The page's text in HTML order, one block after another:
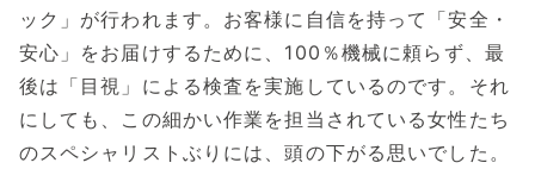
ック」が行われます。お客様に自信を持って「安全・
安心」をお届けするために、100％機械に頼らず、最
後は「目視」による検査を実施しているのです。それ
にしても、この細かい作業を担当されている女性たち
のスペシャリストぶりには、頭の下がる思いでした。